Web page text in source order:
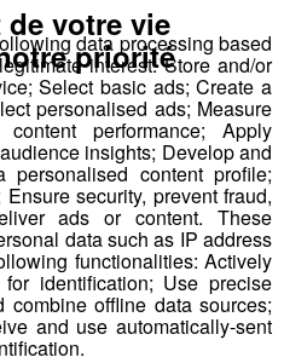
a vous de faire le
pour repartir avec vos
dans la région !
toute la journée pour
par jour à 8h45 et 17h45.
50 58 24 09
offre vos entrées pour vous
choix pourWALIBI RHONE
data processing based
interest: Store and/or
Select basic ads; Create a
personalised ads; Measure
performance; Apply
insights; Develop and
personalised content profile;
security, prevent fraud,
ads or content. These
data such as IP address
functionalities: Actively
identification; Use precise
combine offline data sources;
and use automatically-sent
de votre vie
priorité